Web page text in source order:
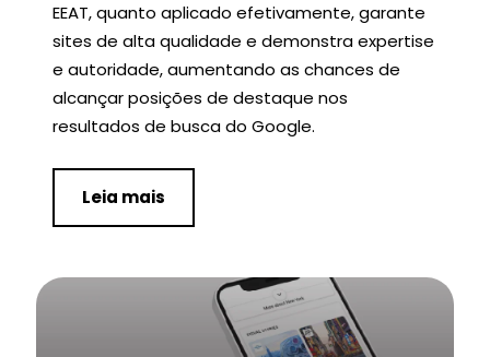
EEAT, quanto aplicado efetivamente, garante
sites de alta qualidade e demonstra expertise
e autoridade, aumentando as chances de
alcançar posições de destaque nos
resultados de busca do Google.
Leia mais